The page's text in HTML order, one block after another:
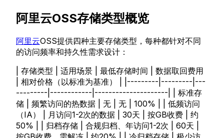
阿里云OSS存储类型概览
阿里云OSS提供四种主要存储类型，每种都针对不同
的访问频率和持久性需求设计：
| 存储类型 | 适用场景 | 最低存储时间 | 数据取回费用
| 相对价格（以标准为基准） | |---------|---------|---
---------|------------|---------------------| | 标准存
储 | 频繁访问的热数据 | 无 | 无 | 100% | | 低频访问
（IA） | 月访问1-2次的数据 | 30天 | 按GB收费 | 约
50% | | 归档存储 | 合规归档、年访问1-2次 | 60天 |